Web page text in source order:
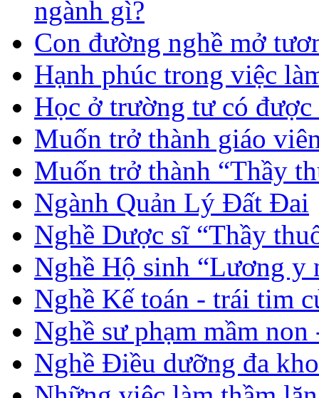
ngành gì?
Con đường nghề mở
Hạnh phúc trong việc
Học ở trường tư có
Muốn trở thành giáo
Muốn trở thành “Thầy
Ngành Quản Lý Đất Đai
Nghề Dược sĩ “Thầy
Nghề Hộ sinh “Lương y
Nghề Kế toán - trái tim
Nghề sư phạm mầm
Nghề Điều dưỡng đa